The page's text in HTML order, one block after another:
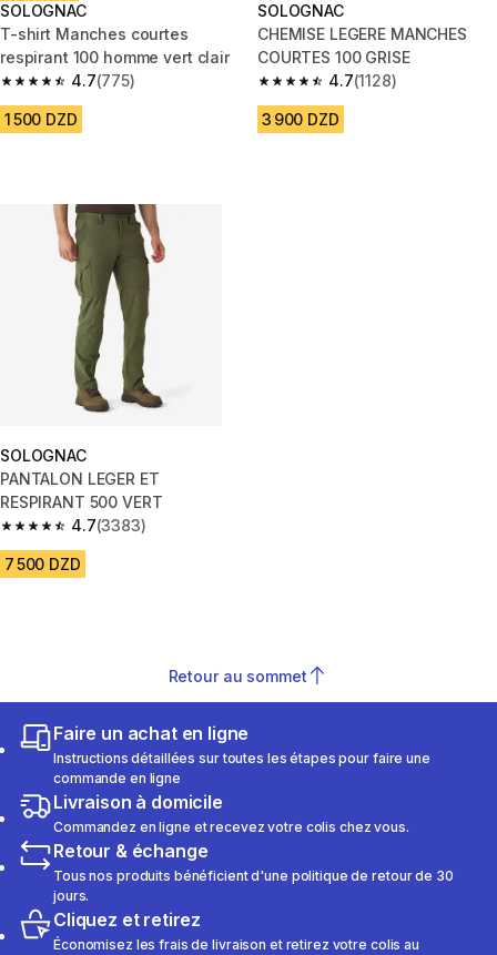
SOLOGNAC
T-shirt Manches courtes
respirant 100 homme vert clair
4.7
4.7 out of 5 stars from 775 reviews
(775)
1 500 DZD
SOLOGNAC
CHEMISE LEGERE MANCHES
COURTES 100 GRISE
4.7
4.7 out of 5 stars from 1128
(1128)
3 900 DZD
SOLOGNAC
PANTALON LEGER ET
RESPIRANT 500 VERT
4.7
4.7 out of 5 stars from 3383 reviews
(3383)
7 500 DZD
Retour au sommet
Faire un achat en ligne
Instructions détaillées sur toutes les étapes pour faire une
commande en ligne
Livraison à domicile
Commandez en ligne et recevez votre colis chez vous.
Retour & échange
Tous nos produits bénéficient d'une politique de retour de 30
jours.
Cliquez et retirez
Économisez les frais de livraison et retirez votre colis au